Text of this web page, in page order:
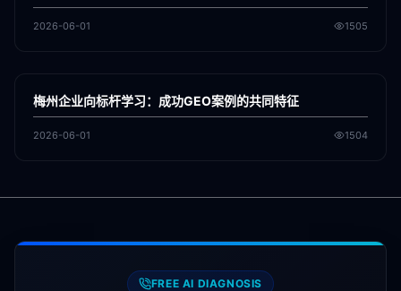
2026-06-01 1505
GEO
梅州企业向标杆学习：成功GEO案例的共同特征
2026-06-01 1504
FREE AI DIAGNOSIS